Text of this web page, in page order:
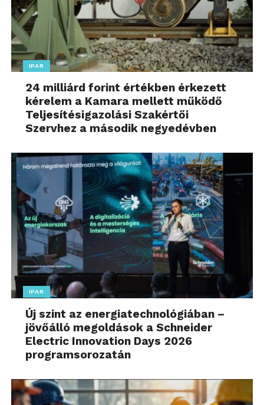
IPAR
24 milliárd forint értékben érkezett
kérelem a Kamara mellett működő
Teljesítésigazolási Szakértői
Szervhez a második negyedévben
IPAR
Új szint az energiatechnológiában –
jövőálló megoldások a Schneider
Electric Innovation Days 2026
programsorozatán